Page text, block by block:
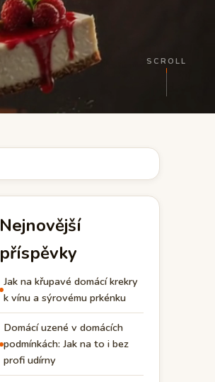
SCROLL
Nejnovější
příspěvky
Jak na křupavé domácí krekry
k vínu a sýrovému prkénku
Domácí uzené v domácích
podmínkách: Jak na to i bez
profi udírny